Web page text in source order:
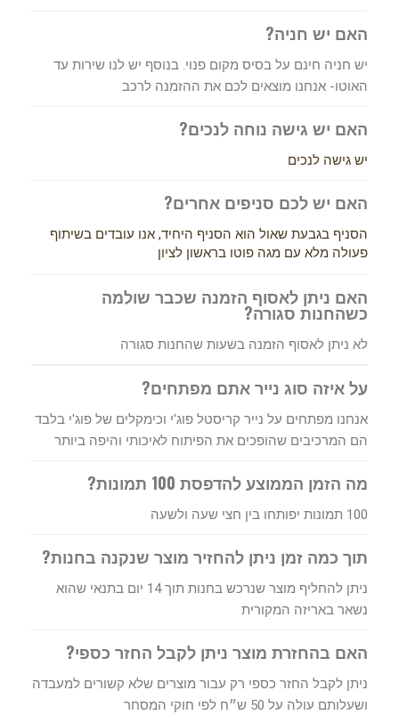
האם יש חניה?
יש חניה חינם על בסיס מקום פנוי. בנוסף יש לנו שירות עד
האוטו- אנחנו מוצאים לכם את ההזמנה לרכב
האם יש גישה נוחה לנכים?
יש גישה לנכים
האם יש לכם סניפים אחרים?
הסניף בגבעת שאול הוא הסניף היחיד, אנו עובדים בשיתוף
פעולה מלא עם מגה פוטו בראשון לציון
האם ניתן לאסוף הזמנה שכבר שולמה
כשהחנות סגורה?
לא ניתן לאסוף הזמנה בשעות שהחנות סגורה
על איזה סוג נייר אתם מפתחים?
אנחנו מפתחים על נייר קריסטל פוג'י וכימקלים של פוג'י בלבד
הם המרכיבים שהופכים את הפיתוח לאיכותי והיפה ביותר
מה הזמן הממוצע להדפסת 100 תמונות?
100 תמונות יפותחו בין חצי שעה ולשעה
תוך כמה זמן ניתן להחזיר מוצר שנקנה בחנות?
ניתן להחליף מוצר שנרכש בחנות תוך 14 יום בתנאי שהוא
נשאר באריזה המקורית
האם בהחזרת מוצר ניתן לקבל החזר כספי?
ניתן לקבל החזר כספי רק עבור מוצרים שלא קשורים למעבדה
ושעלותם עולה על 50 ש״ח לפי חוקי המסחר